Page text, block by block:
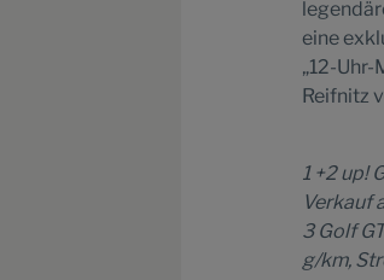
eine
„12-
Reifnitz
1 +2 up!
Verkauf
3 Golf
g/km,